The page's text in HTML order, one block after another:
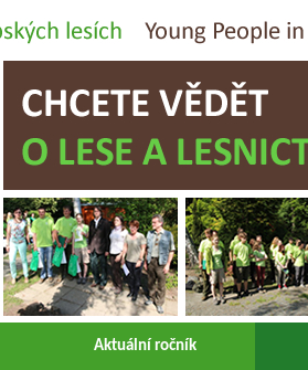
Aktuální ročník